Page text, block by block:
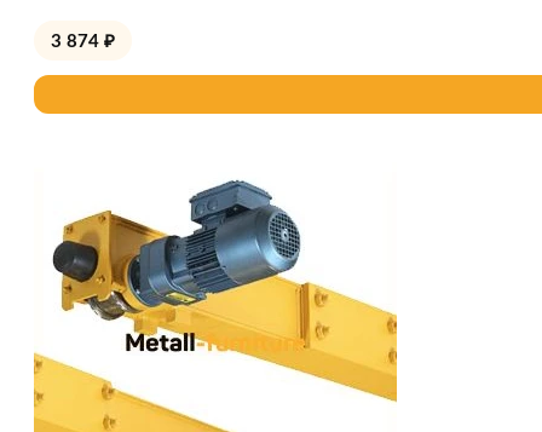
3 874 ₽